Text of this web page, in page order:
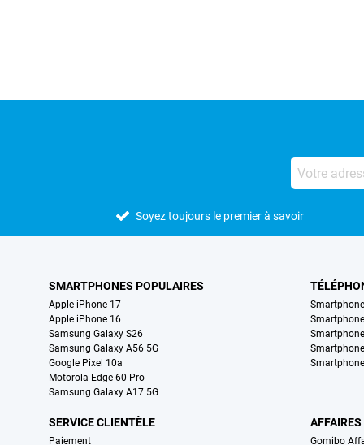
Soyez toujours le premier à savoir
SMARTPHONES POPULAIRES
Apple iPhone 17
Apple iPhone 16
Samsung Galaxy S26
Samsung Galaxy A56 5G
Google Pixel 10a
Motorola Edge 60 Pro
Samsung Galaxy A17 5G
SERVICE CLIENTÈLE
Paiement
AFFAIRES
Gomibo